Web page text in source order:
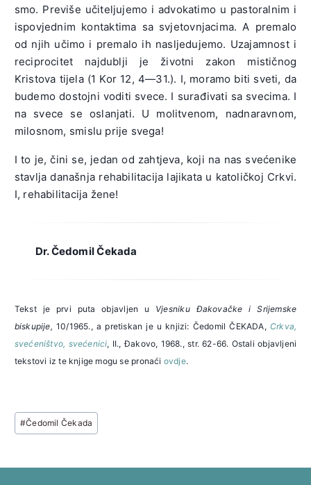
smo. Previše učiteljujemo i advokatimo u pastoralnim i
ispovjednim kontaktima sa svjetovnjacima. A premalo
od njih učimo i premalo ih nasljedujemo. Uzajamnost i
reciprocitet najdublji je životni zakon mističnog
Kristova tijela (1 Kor 12, 4—31.). I, moramo biti sveti, da
budemo dostojni voditi svece. I surađivati sa svecima. I
na svece se oslanjati. U molitvenom, nadnaravnom,
milosnom, smislu prije svega!
I to je, čini se, jedan od zahtjeva, koji na nas svećenike
stavlja današnja rehabilitacija lajikata u katoličkoj Crkvi.
I, rehabilitacija žene!
Dr. Čedomil Čekada
Tekst je prvi puta objavljen u Vjesniku Đakovačke i Srijemske
biskupije, 10/1965., a pretiskan je u knjizi: Čedomil ČEKADA, Crkva,
svećeništvo, svećenici, II., Đakovo, 1968., str. 62-66. Ostali objavljeni
tekstovi iz te knjige mogu se pronaći ovdje.
Post
Tags:
#Čedomil Čekada